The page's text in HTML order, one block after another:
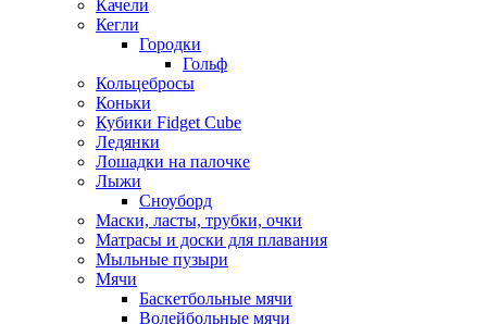
Качели
Кегли
Городки
Гольф
Кольцебросы
Коньки
Кубики Fidget Cube
Ледянки
Лошадки на палочке
Лыжи
Сноуборд
Маски, ласты, трубки, очки
Матрасы и доски для плавания
Мыльные пузыри
Мячи
Баскетбольные мячи
Волейбольные мячи